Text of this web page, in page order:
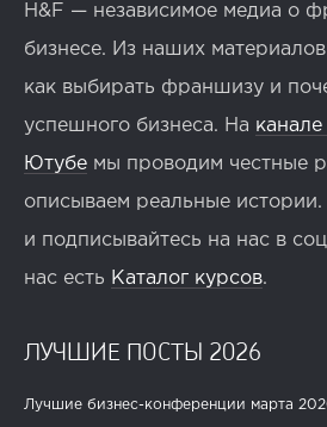
H&F — независимое медиа о
бизнесе. Из наших
как выбирать франшизу и
успешного бизнеса. На
Ютубе мы проводим честные
описываем реальные истории.
и подписывайтесь на нас в
нас есть Каталог курсов.
ЛУЧШИЕ ПОСТЫ 2026
Лучшие бизнес-конференции марта